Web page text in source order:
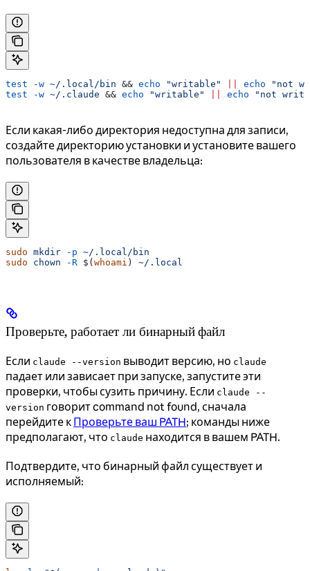
test -w ~/.local/bin && echo "writable" echo "not
test -w ~/.claude && echo "writable" echo "not
Если какая-либо директория недоступна для записи,
создайте директорию установки и установите вашего
пользователя в качестве владельца:
sudo mkdir -p ~/.local/bin
sudo chown -R $( whoami ) ~/.local
Проверьте, работает ли бинарный файл
Если claude --version выводит версию, но claude
падает или зависает при запуске, запустите эти
проверки, чтобы сузить причину. Если claude --
version говорит command not found, сначала
перейдите к Проверьте ваш PATH; команды ниже
предполагают, что claude находится в вашем PATH.
Подтвердите, что бинарный файл существует и
исполняемый: